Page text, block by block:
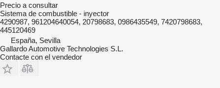
Precio a consultar
Sistema de combustible - inyector
4290987, 961204640054, 20798683, 0986435549, 7420798683,
445120469
España, Sevilla
Gallardo Automotive Technologies S.L.
Contacte con el vendedor